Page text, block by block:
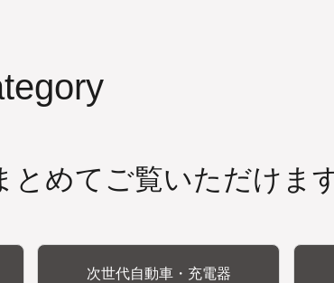
とめてご覧いただけま
次世代自動車・充電器